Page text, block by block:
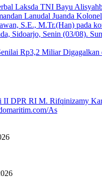
Rp3,2 Miliar Digagalkan